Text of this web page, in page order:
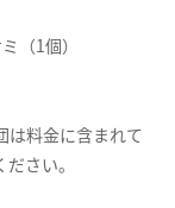
（1個）
料金に含まれて
さい。